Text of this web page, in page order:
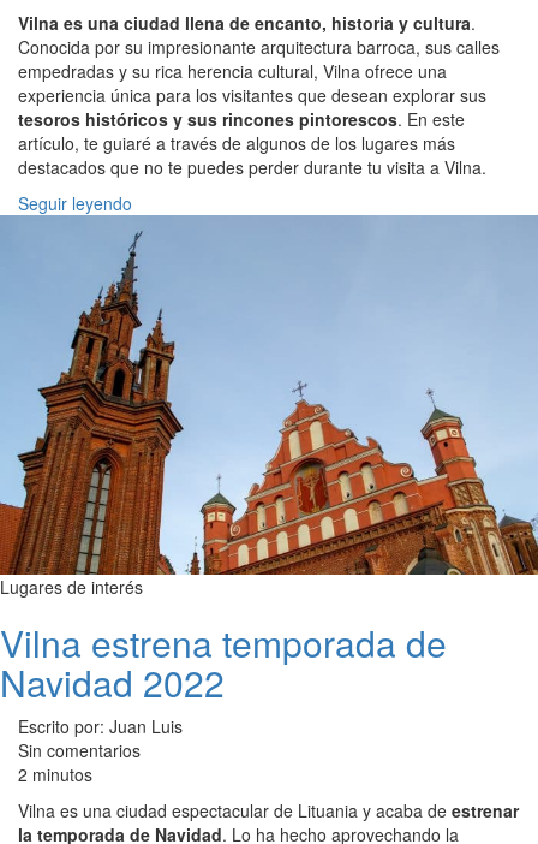
Vilna es una ciudad llena de encanto, historia y cultura.
Conocida por su impresionante arquitectura barroca, sus calles
empedradas y su rica herencia cultural, Vilna ofrece una
experiencia única para los visitantes que desean explorar sus
tesoros históricos y sus rincones pintorescos. En este
artículo, te guiaré a través de algunos de los lugares más
destacados que no te puedes perder durante tu visita a Vilna.
Seguir leyendo
Lugares de interés
Vilna estrena temporada de
Navidad 2022
Escrito por: Juan Luis
Sin comentarios
2 minutos
Vilna es una ciudad espectacular de Lituania y acaba de estrenar
la temporada de Navidad. Lo ha hecho aprovechando la